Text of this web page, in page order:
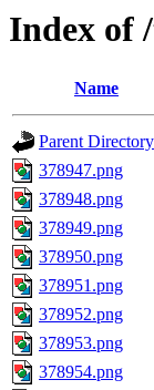
Index of
Name
Parent Directory
378947.png
378948.png
378949.png
378950.png
378951.png
378952.png
378953.png
378954.png